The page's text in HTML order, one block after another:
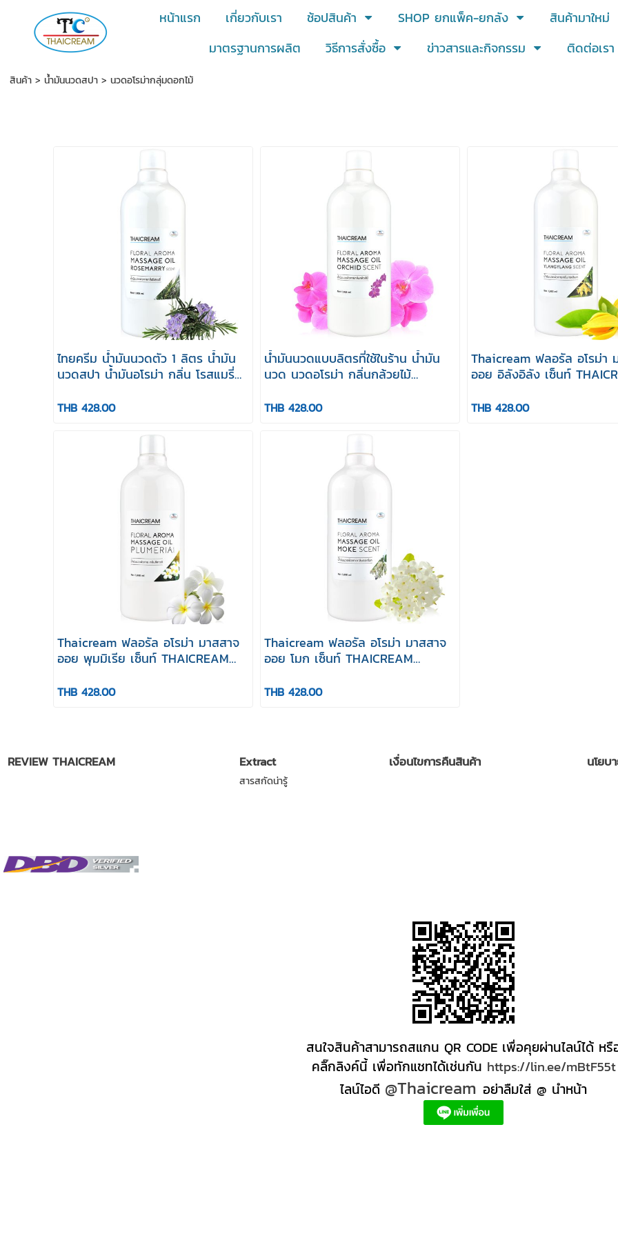
หน้าแรก เกี่ยวกับเรา ช้อปสินค้า SHOP ยกแพ็ค-ยกลัง สินค้ามาใหม่
มาตรฐานการผลิต
วิธีการสั่งซื้อ ข่าวสารและกิจกรรม ติดต่อเรา
สินค้า> น้ำมันนวดสปา> นวดอโรม่ากลุ่มดอกไม้
ไทยครีม น้ำมันนวดตัว 1 ลิตร น้ำมัน
นวดสปา น้ำมันอโรม่า กลิ่น โรสแมรี่
Oil Rosemarry Scent
THB 428.00
น้ำมันนวดแบบลิตรที่ใช้ในร้าน น้ำมัน
นวด นวดอโรม่า กลิ่นกล้วยไม้
Oil Orchid Scent
THB 428.00
Thaicream ฟลอรัล อโรม่า
ออย อิลังอิลัง เซ็นท์
YLANGYLANG SCENT
THB 428.00
Thaicream ฟลอรัล อโรม่า มาสสาจ
ออย พุมมิเรีย เซ็นท์ THAICREAM
PLUMERIA SCENT
THB 428.00
Thaicream ฟลอรัล อโรม่า มาสสาจ
ออย โมก เซ็นท์ THAICREAM
MOKE SCENT
THB 428.00
REVIEW THAICREAM Extract
สารสกัดน่ารู้
เงื่อนไขการคืนสินค้า นโยบ
สนใจสินค้าสามารถสแกน QR CODE เพื่อคุยผ่านไลน์ได้ หรื
คลิ๊กลิงค์นี้ เพื่อทักแชทได้เช่นกัน https://lin.ee/mBtF55t
ไลน์ไอดี @Thaicream อย่าลืมใส่ @ นำหน้า